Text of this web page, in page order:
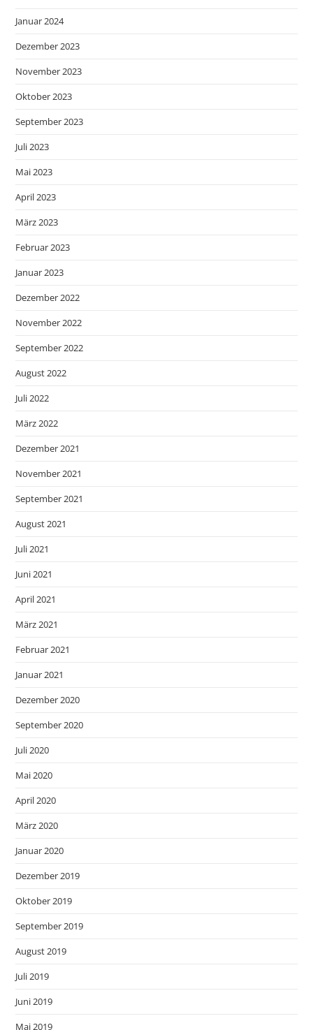
Januar 2024
Dezember 2023
November 2023
Oktober 2023
September 2023
Juli 2023
Mai 2023
April 2023
März 2023
Februar 2023
Januar 2023
Dezember 2022
November 2022
September 2022
August 2022
Juli 2022
März 2022
Dezember 2021
November 2021
September 2021
August 2021
Juli 2021
Juni 2021
April 2021
März 2021
Februar 2021
Januar 2021
Dezember 2020
September 2020
Juli 2020
Mai 2020
April 2020
März 2020
Januar 2020
Dezember 2019
Oktober 2019
September 2019
August 2019
Juli 2019
Juni 2019
Mai 2019